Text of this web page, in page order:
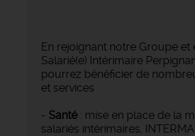
En rejoignant notre Groupe et
Salarié(e) Intérimaire
pourrez bénéficier de
et services :
- Santé: mise en place de la
salariés intérimaires,